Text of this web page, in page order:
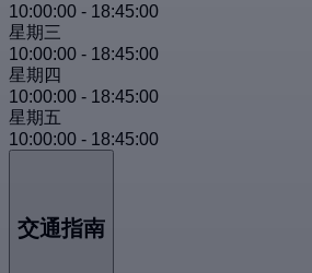
10:00:00 - 18:45:00
星期三
10:00:00 - 18:45:00
星期四
10:00:00 - 18:45:00
星期五
10:00:00 - 18:45:00
交通指南